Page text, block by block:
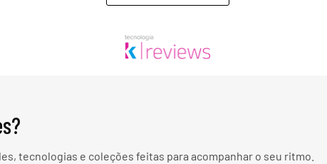
tecnologias e coleções feitas para acompanhar o seu ritmo.